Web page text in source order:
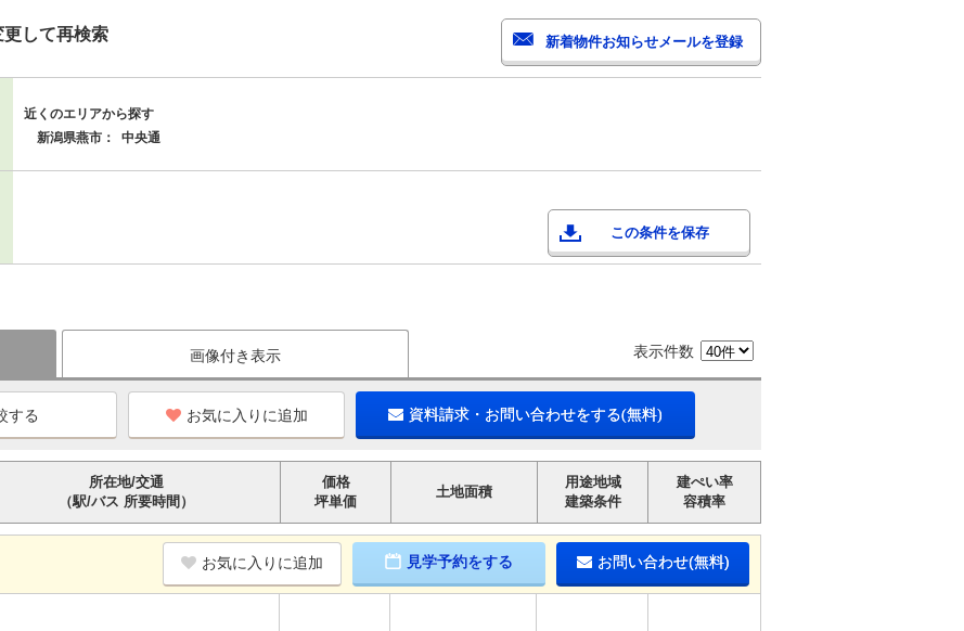
して再検索
近くのエリアから探す
新潟県燕市：
中央通
この条件を保存
画像付き表示 表示件数
お気に入りに追加 資料請求・お問い合わせをする(無料)
所在地/交通
（駅/バス 所要時間）
価格
坪単価
土地面積
用途地域
建築条件
建ぺい率
容積率
お気に入りに追加 見学予約をする お問い合わせ(無料)